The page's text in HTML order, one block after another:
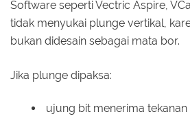
Software seperti Vectric Aspire,
tidak menyukai plunge vertikal,
bukan didesain sebagai mata bor.
Jika plunge dipaksa:
ujung bit menerima